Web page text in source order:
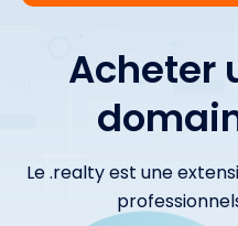
Acheter
Le .realty est une